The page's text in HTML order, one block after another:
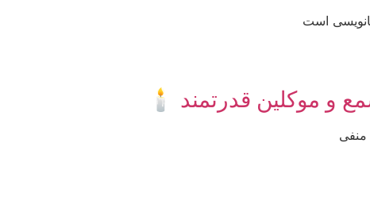
است
و موکلین قدرتمند 🕯️
منفی